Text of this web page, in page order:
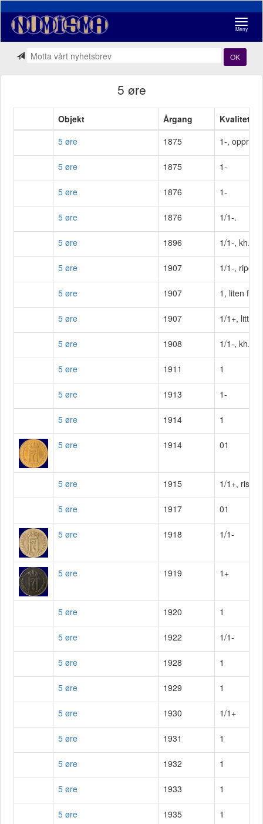
Meny
OK
5 øre
Objekt Årgang
Kvalitet
5 øre
1875 1-, oppripet
5 øre 1875 1-
5 øre 1876 1-
5 øre 1876 1/1-.
5 øre 1896 1/1-, kh.
5 øre 1907 1/1-, riper.
5 øre 1907 1, liten fl.
5 øre 1907 1/1+, litt
5 øre 1908 1/1-, kh.
5 øre 1911 1
5 øre 1913 1-
5 øre 1914 1
5 øre 1914 01
5 øre 1915 1/1+, riss
5 øre 1917 01
5 øre 1918 1/1-
5 øre 1919 1+
5 øre 1920 1
5 øre 1922 1/1-
5 øre 1928 1
5 øre 1929 1
5 øre 1930 1/1+
5 øre 1931 1
5 øre 1932 1
5 øre 1933 1
5 øre 1935 1